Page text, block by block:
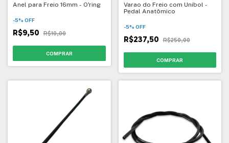
Anel para Freio 16mm - O'ring
-5% OFF
R$9,50 R$10,00
Varao do Freio com Unibol -
Pedal Anatômico
-5% OFF
R$237,50 R$250,00